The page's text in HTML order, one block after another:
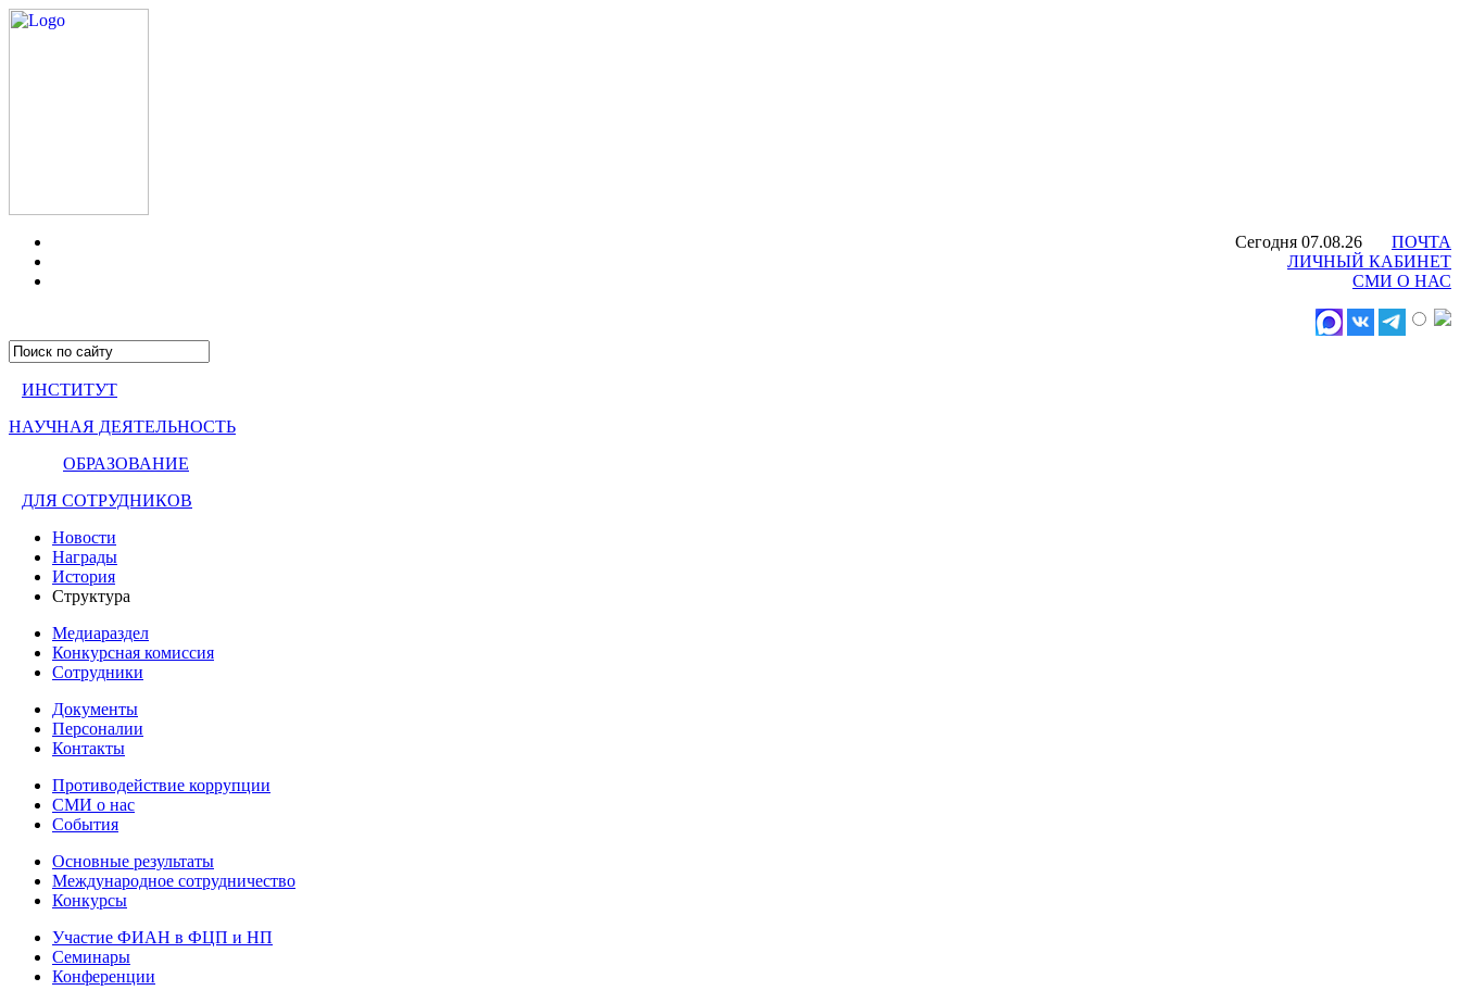
Сегодня 07.08.26
ПОЧТА
ЛИЧНЫЙ КАБИНЕТ
СМИ О НАС
ИНСТИТУТ
НАУЧНАЯ ДЕЯТЕЛЬНОСТЬ
ОБРАЗОВАНИЕ
ДЛЯ СОТРУДНИКОВ
Новости
Награды
История
Структура
Медиараздел
Конкурсная комиссия
Сотрудники
Документы
Персоналии
Контакты
Противодействие коррупции
СМИ о нас
События
Основные результаты
Международное сотрудничество
Конкурсы
Участие ФИАН в ФЦП и НП
Семинары
Конференции